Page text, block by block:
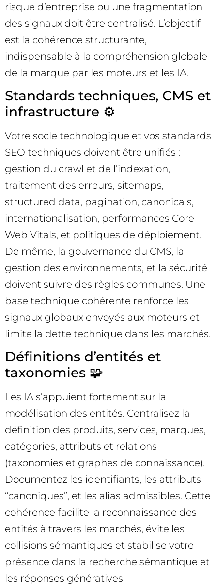
risque d’entreprise ou une fragmentation
des signaux doit être centralisé. L’objectif
est la cohérence structurante,
indispensable à la compréhension globale
de la marque par les moteurs et les IA.
Standards techniques, CMS et
infrastructure ⚙️
Votre socle technologique et vos standards
SEO techniques doivent être unifiés :
gestion du crawl et de l’indexation,
traitement des erreurs, sitemaps,
structured data, pagination, canonicals,
internationalisation, performances Core
Web Vitals, et politiques de déploiement.
De même, la gouvernance du CMS, la
gestion des environnements, et la sécurité
doivent suivre des règles communes. Une
base technique cohérente renforce les
signaux globaux envoyés aux moteurs et
limite la dette technique dans les marchés.
Définitions d’entités et
taxonomies 🧩
Les IA s’appuient fortement sur la
modélisation des entités. Centralisez la
définition des produits, services, marques,
catégories, attributs et relations
(taxonomies et graphes de connaissance).
Documentez les identifiants, les attributs
“canoniques”, et les alias admissibles. Cette
cohérence facilite la reconnaissance des
entités à travers les marchés, évite les
collisions sémantiques et stabilise votre
présence dans la recherche sémantique et
les réponses génératives.